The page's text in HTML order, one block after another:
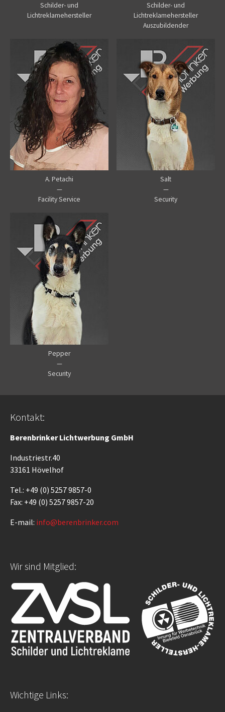
Schilder- und
Lichtreklamehersteller
Schilder- und
Lichtreklamehersteller
Auszubildender
A. Petachi
—
Facility Service
Salt
—
Security
Pepper
—
Security
Kontakt:
Berenbrinker Lichtwerbung GmbH
Industriestr.40
33161 Hövelhof
Tel.: +49 (0) 5257 9857-0
Fax: +49 (0) 5257 9857-20
E-mail: info@berenbrinker.com
Wir sind Mitglied:
Wichtige Links: